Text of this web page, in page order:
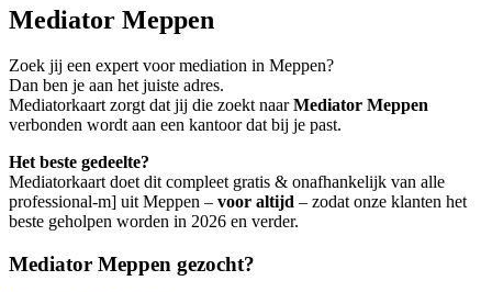
Mediator Meppen
Zoek jij een expert voor mediation in Meppen?
Dan ben je aan het juiste adres.
Mediatorkaart zorgt dat jij die zoekt naarMediator Meppen
verbonden wordt aan een kantoor dat bij je past.
Het beste gedeelte?
Mediatorkaart doet dit compleet gratis & onafhankelijk van alle
professional-m] uit Meppen – voor altijd – zodat onze klanten het
beste geholpen worden in 2026 en verder.
Mediator Meppen gezocht?